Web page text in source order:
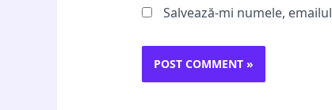
Salvează-mi numele,